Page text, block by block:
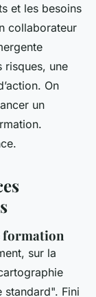
et les besoins
collaborateur
risques, une
On
un
formation
sur la
Fini